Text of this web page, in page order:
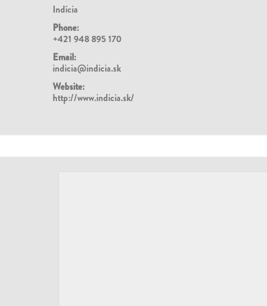
Indícia
Phone:
+421 948 895 170
Email:
indicia@indicia.sk
Website:
http://www.indicia.sk/